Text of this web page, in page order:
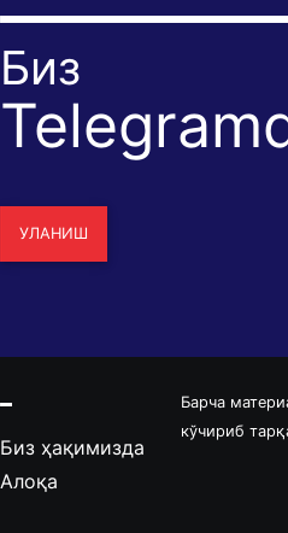
Биз
УЛАНИШ
Yaponiya nega omon qoldi,
Venesuela nega vayron
Биз ҳақимизда
Алоқа
Барча
кўчириб